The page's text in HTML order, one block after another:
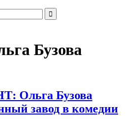
Бузова
Ольга Бузова
завод в комедии